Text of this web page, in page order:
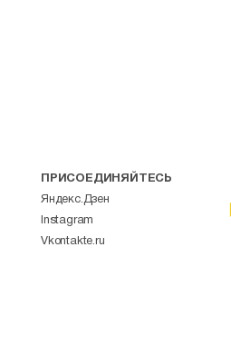
ПРИСОЕДИНЯЙТЕСЬ
Яндекс.Дзен
Instagram
Vkontakte.ru